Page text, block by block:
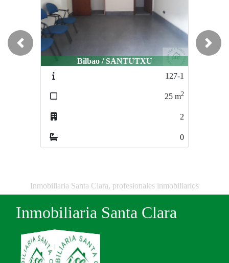
Bilbao / SANTUTXU
127-1
2
Bilbao / SANTUTXU
Previous Next
Inmobiliaria Santa Clara, profesionales inmobiliarios
Inmobiliaria Santa Clara